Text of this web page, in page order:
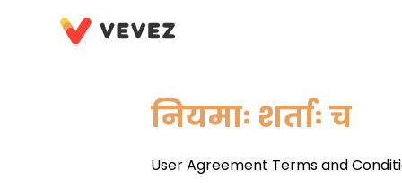
नियमाः शर्ताः च